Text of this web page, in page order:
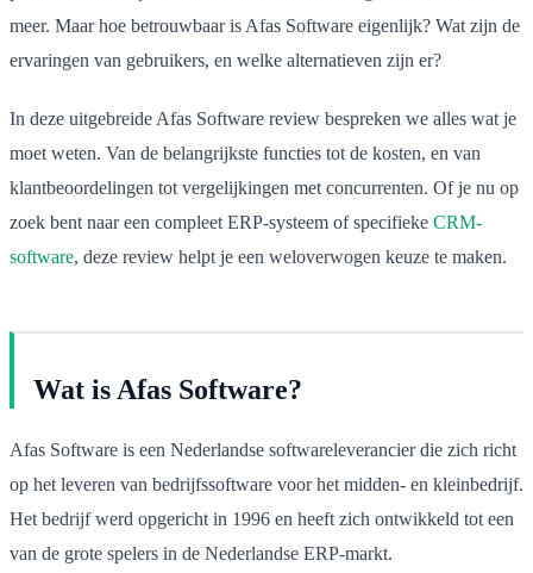
meer. Maar hoe betrouwbaar is Afas Software eigenlijk? Wat zijn de
ervaringen van gebruikers, en welke alternatieven zijn er?
In deze uitgebreide Afas Software review bespreken we alles wat je
moet weten. Van de belangrijkste functies tot de kosten, en van
klantbeoordelingen tot vergelijkingen met concurrenten. Of je nu op
zoek bent naar een compleet ERP-systeem of specifieke CRM-
software, deze review helpt je een weloverwogen keuze te maken.
Wat is Afas Software?
Afas Software is een Nederlandse softwareleverancier die zich richt
op het leveren van bedrijfssoftware voor het midden- en kleinbedrijf.
Het bedrijf werd opgericht in 1996 en heeft zich ontwikkeld tot een
van de grote spelers in de Nederlandse ERP-markt.